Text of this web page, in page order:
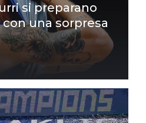
si preparano
una sorpresa